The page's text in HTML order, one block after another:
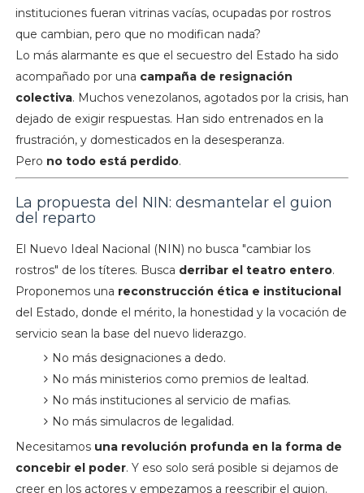
instituciones fueran vitrinas vacías, ocupadas por rostros
que cambian, pero que no modifican nada?
Lo más alarmante es que el secuestro del Estado ha sido
acompañado por una campaña de resignación
colectiva. Muchos venezolanos, agotados por la crisis, han
dejado de exigir respuestas. Han sido entrenados en la
frustración, y domesticados en la desesperanza.
Pero no todo está perdido.
La propuesta del NIN: desmantelar el guion
del reparto
El Nuevo Ideal Nacional (NIN) no busca "cambiar los
rostros" de los títeres. Busca derribar el teatro entero.
Proponemos una reconstrucción ética e institucional
del Estado, donde el mérito, la honestidad y la vocación de
servicio sean la base del nuevo liderazgo.
No más designaciones a dedo.
No más ministerios como premios de lealtad.
No más instituciones al servicio de mafias.
No más simulacros de legalidad.
Necesitamos una revolución profunda en la forma de
concebir el poder. Y eso solo será posible si dejamos de
creer en los actores y empezamos a reescribir el guion.